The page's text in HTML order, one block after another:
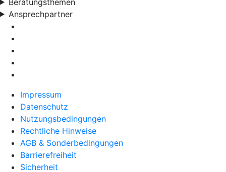
Ansprechpartner
Impressum
Datenschutz
Nutzungsbedingungen
Rechtliche Hinweise
AGB & Sonderbedingungen
Barrierefreiheit
Sicherheit